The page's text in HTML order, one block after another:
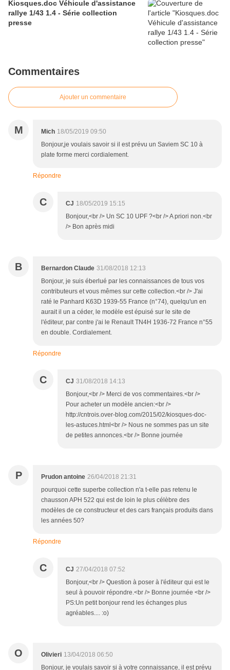
Kiosques.doc Véhicule d'assistance
rallye 1/43 1.4 - Série collection
presse
Commentaires
Ajouter un commentaire
M Mich 18/05/2019 09:50
Bonjour,je voulais savoir si il est prévu un Saviem SC 10 à
plate forme merci cordialement.
Répondre
C CJ 18/05/2019 15:15
Bonjour,<br /> Un SC 10 UPF ?<br /> A priori non.<br
/> Bon après midi
B Bernardon Claude 31/08/2018 12:13
Bonjour, je suis éberlué par les connaissances de tous vos
contributeurs et vous mêmes sur cette collection.<br /> J'ai
raté le Panhard K63D 1939-55 France (n°74), quelqu'un en
aurait il un a céder, le modèle est épuisé sur le site de
l'éditeur, par contre j'ai le Renault TN4H 1936-72 France n°55
en double. Cordialement.
Répondre
C CJ 31/08/2018 14:13
Bonjour,<br /> Merci de vos commentaires.<br />
Pour acheter un modèle ancien:<br />
http://cntrois.over-blog.com/2015/02/kiosques-doc-
les-astuces.html<br /> Nous ne sommes pas un site
de petites annonces.<br /> Bonne journée
P Prudon antoine 26/04/2018 21:31
pourquoi cette superbe collection n'a t-elle pas retenu le
chausson APH 522 qui est de loin le plus célèbre des
modèles de ce constructeur et des cars français produits dans
les années 50?
Répondre
C CJ 27/04/2018 07:52
Bonjour,<br /> Question à poser à l'éditeur qui est le
seul à pouvoir répondre.<br /> Bonne journée <br />
PS:Un petit bonjour rend les échanges plus
agréables.... :o)
O Olivieri 13/04/2018 06:50
Bonjour, je voulais savoir si à votre connaissance, il est prévu